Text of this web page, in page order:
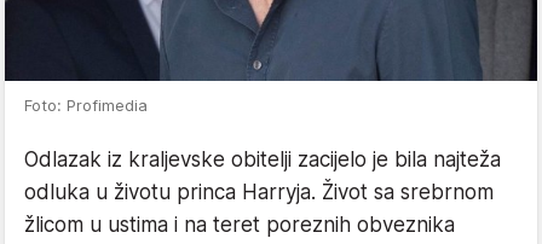
Foto: Profimedia
Odlazak iz kraljevske obitelji zacijelo je bila najteža
odluka u životu princa Harryja. Život sa srebrnom
žlicom u ustima i na teret poreznih obveznika